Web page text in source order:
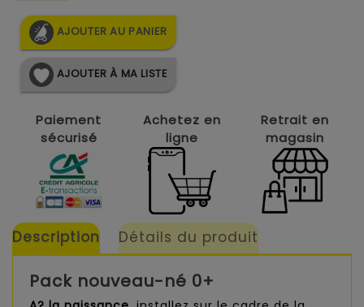
AJOUTER AU PANIER
AJOUTER À MA LISTE
Paiement
sécurisé
Achetez en
ligne
Retrait en
magasin
Description Détails du produit
Pack nouveau-né 0+